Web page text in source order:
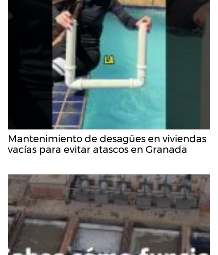
Mantenimiento de desagües en viviendas
vacías para evitar atascos en Granada